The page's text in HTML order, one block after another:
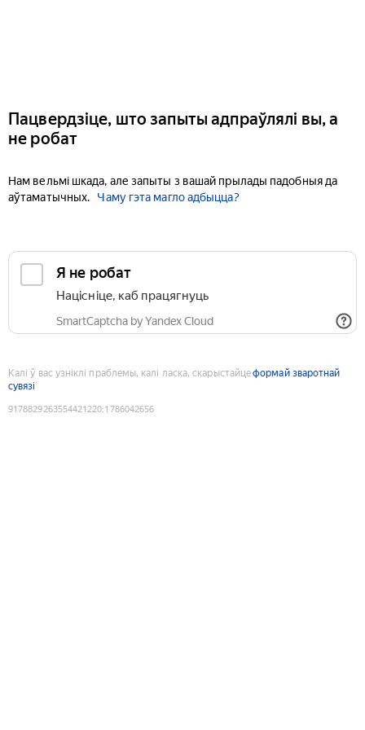
Пацвердзіце, што запыты адпраўлялі вы, а
не робат
Нам вельмі шкада, але запыты з вашай прылады падобныя да
аўтаматычных.
Чаму гэта магло адбыцца?
Я не робат
Націсніце, каб працягнуць
SmartCaptcha by Yandex Cloud
Калі ў вас узніклі праблемы, калі ласка, скарыстайцеформай зваротнай
сувязі
9178829263554421220:1786042656